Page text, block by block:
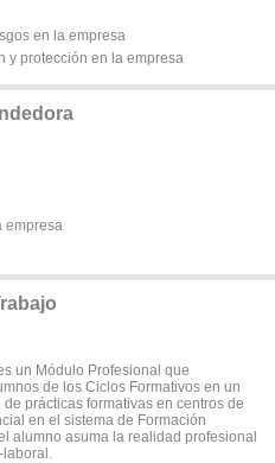
en la empresa
y protección en la empresa
empresa
un Módulo Profesional que
de los Ciclos Formativos en un
prácticas formativas en centros de
en el sistema de Formación
alumno asuma la realidad profesional
laboral.